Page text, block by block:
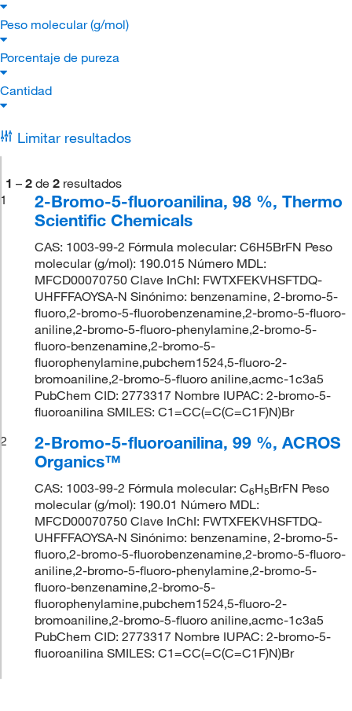
Peso molecular (g/mol)
Porcentaje de pureza
Cantidad
Limitar resultados
1 – 2 de 2 resultados
1
2-Bromo-5-fluoroanilina, 98 %, Thermo
Scientific Chemicals
CAS: 1003-99-2 Fórmula molecular: C6H5BrFN Peso
molecular (g/mol): 190.015 Número MDL:
MFCD00070750 Clave InChI: FWTXFEKVHSFTDQ-
UHFFFAOYSA-N Sinónimo: benzenamine, 2-bromo-5-
fluoro,2-bromo-5-fluorobenzenamine,2-bromo-5-fluoro-
aniline,2-bromo-5-fluoro-phenylamine,2-bromo-5-
fluoro-benzenamine,2-bromo-5-
fluorophenylamine,pubchem1524,5-fluoro-2-
bromoaniline,2-bromo-5-fluoro aniline,acmc-1c3a5
PubChem CID: 2773317 Nombre IUPAC: 2-bromo-5-
fluoroanilina SMILES: C1=CC(=C(C=C1F)N)Br
2
2-Bromo-5-fluoroanilina, 99 %, ACROS
Organics™
CAS: 1003-99-2 Fórmula molecular: C6H5BrFN Peso
molecular (g/mol): 190.01 Número MDL:
MFCD00070750 Clave InChI: FWTXFEKVHSFTDQ-
UHFFFAOYSA-N Sinónimo: benzenamine, 2-bromo-5-
fluoro,2-bromo-5-fluorobenzenamine,2-bromo-5-fluoro-
aniline,2-bromo-5-fluoro-phenylamine,2-bromo-5-
fluoro-benzenamine,2-bromo-5-
fluorophenylamine,pubchem1524,5-fluoro-2-
bromoaniline,2-bromo-5-fluoro aniline,acmc-1c3a5
PubChem CID: 2773317 Nombre IUPAC: 2-bromo-5-
fluoroanilina SMILES: C1=CC(=C(C=C1F)N)Br